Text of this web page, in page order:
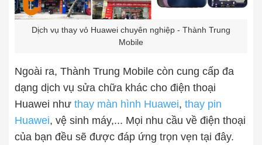
Dịch vụ thay vỏ Huawei chuyên nghiệp - Thành Trung
Mobile
Ngoài ra, Thành Trung Mobile còn cung cấp đa
dạng dịch vụ sửa chữa khác cho điện thoại
Huawei như thay màn hình Huawei, thay pin
Huawei, vệ sinh máy,... Mọi nhu cầu về điện thoại
của bạn đều sẽ được đáp ứng trọn vẹn tại đây.